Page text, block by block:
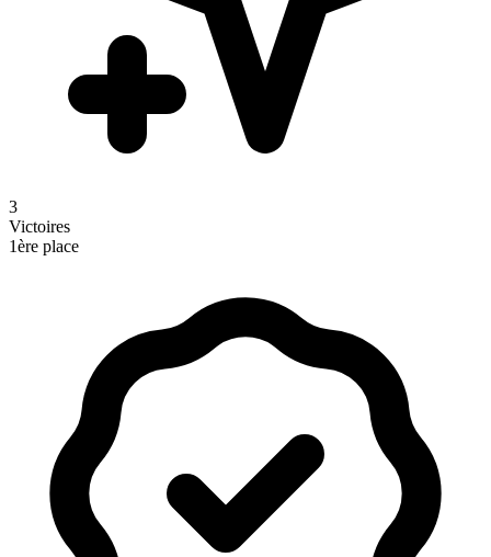
3
Victoires
1ère place